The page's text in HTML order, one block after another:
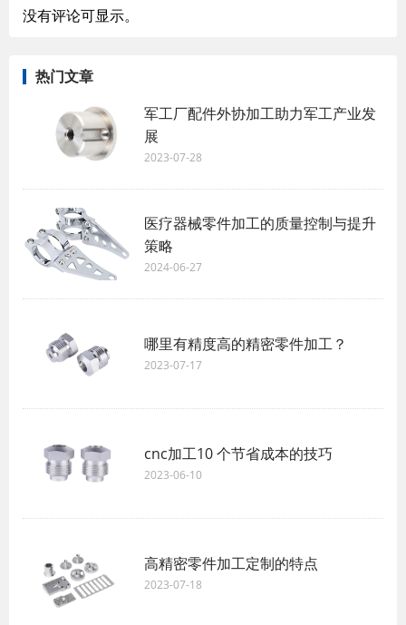
没有评论可显示。
热门文章
军工厂配件外协加工助力军工产业发
展
2023-07-28
医疗器械零件加工的质量控制与提升
策略
2024-06-27
哪里有精度高的精密零件加工？
2023-07-17
cnc加工10 个节省成本的技巧
2023-06-10
高精密零件加工定制的特点
2023-07-18